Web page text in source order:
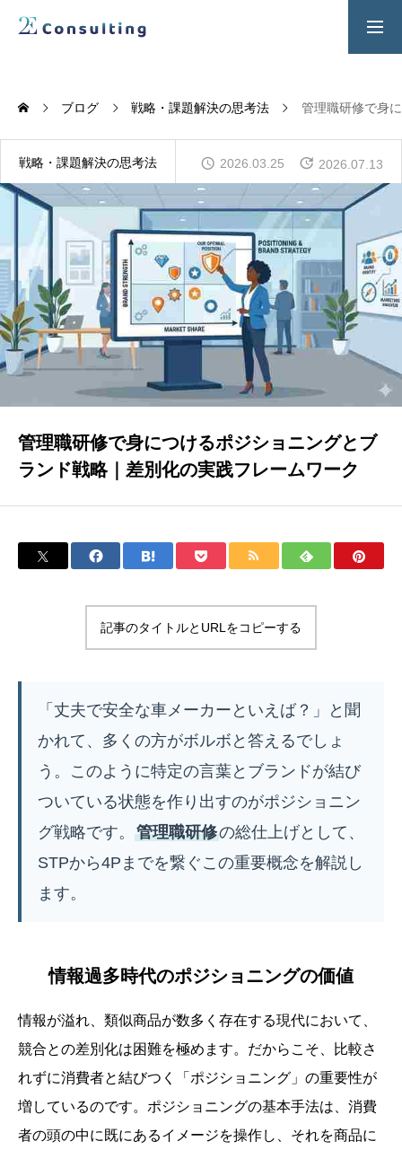
人材育成／経営サポートプログラム
CONTENTS
2E Consulting の人材育成について
COMPANY
会社概要と代表紹介
ブログ 戦略・課題解決の思考法 管理職研修で身
戦略・課題解決の思考法 2026.03.25 2026.07.13
管理職研修で身につけるポジショニングとブ
ランド戦略｜差別化の実践フレームワーク
記事のタイトルとURLをコピーする
「丈夫で安全な車メーカーといえば？」と聞
かれて、多くの方がボルボと答えるでしょ
う。このように特定の言葉とブランドが結び
ついている状態を作り出すのがポジショニン
グ戦略です。管理職研修の総仕上げとして、
STPから4Pまでを繋ぐこの重要概念を解説し
ます。
情報過多時代のポジショニングの価値
情報が溢れ、類似商品が数多く存在する現代において、
競合との差別化は困難を極めます。だからこそ、比較さ
れずに消費者と結びつく「ポジショニング」の重要性が
増しているのです。ポジショニングの基本手法は、消費
者の頭の中に既にあるイメージを操作し、それを商品に